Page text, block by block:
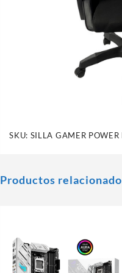
SKU: SILLA GAMER POWER
Productos